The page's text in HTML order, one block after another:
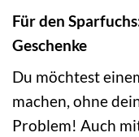
Für den
Geschenke
Du möchtest
machen, ohne
Problem! Auch